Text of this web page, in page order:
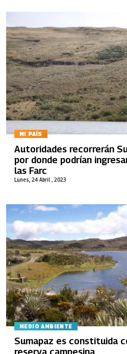
MI PAÍS
Lunes, 24 Abril , 2023
Autoridades recorrerán
por donde podrían
las Farc
MEDIO AMBIENTE
Sumapaz es constituida
reserva campesina